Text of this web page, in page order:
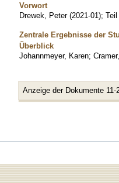
Vorwort
Drewek, Peter (2021-01);
Zentrale Ergebnisse der
Überblick
Johannmeyer, Karen;
Anzeige der Dokumente 11-